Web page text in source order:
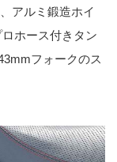
アルミ鍛造ホイ
ホース付きタン
フォークのス